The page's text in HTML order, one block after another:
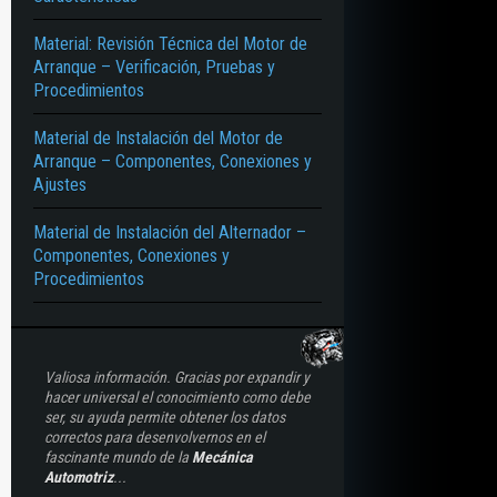
– CORRIENTE ELÉCTRICA – ROTOR – RESISTENCIA –
Material: Revisión Técnica del Motor de
Arranque – Verificación, Pruebas y
Procedimientos
Material de Instalación del Motor de
Arranque – Componentes, Conexiones y
Ajustes
Material de Instalación del Alternador –
Componentes, Conexiones y
Procedimientos
Valiosa información. Gracias por expandir y
hacer universal el conocimiento como debe
ser, su ayuda permite obtener los datos
correctos para desenvolvernos en el
fascinante mundo de la Mecánica
Automotriz...